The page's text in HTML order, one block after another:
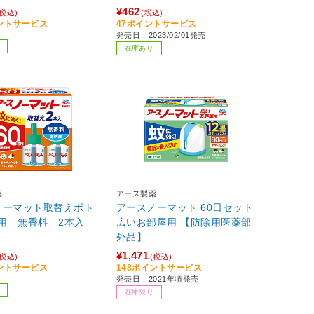
込)
トサービス
¥462 (税込)
47ポイントサービス
発売日：2023/02/01発売
在庫あり
マット取替えボト
無香料 2本入
込)
トサービス
アース製薬
アースノーマット 60日セット
広いお部屋用 【防除用医薬部
外品】
¥1,471(税込)
148ポイントサービス
発売日：2021年頃発売
在庫限り